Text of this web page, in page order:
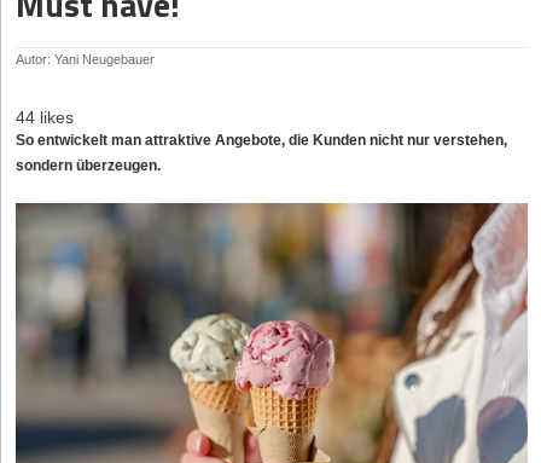
Autor: Yani Neugebauer
44 likes
So entwickelt man attraktive Angebote, die Kunden nicht nur verstehen,
sondern überzeugen.